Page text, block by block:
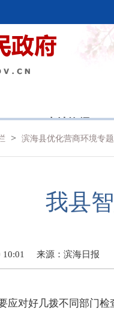
本地资讯
> 滨海县优化营商环境专
我县
来源： 滨海日报
应对好几拨不同部门